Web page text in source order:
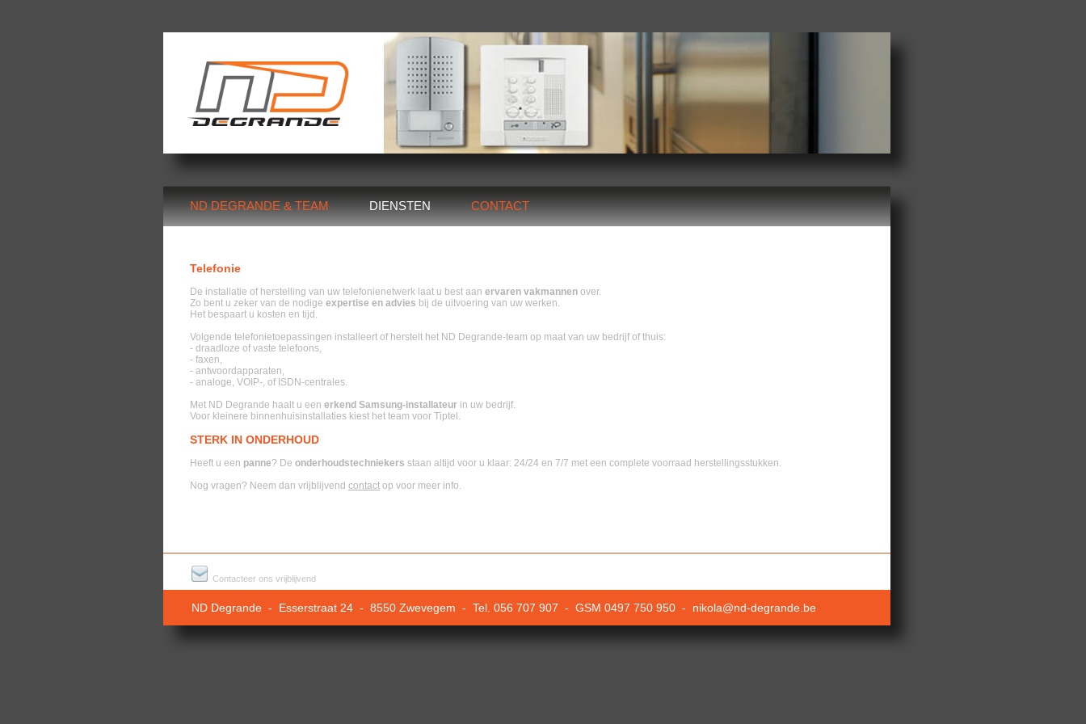
ND DEGRANDE & TEAM DIENSTEN CONTACT
Telefonie
De installatie of herstelling van uw telefonienetwerk laat u best aan ervaren vakmannen over.
Zo bent u zeker van de nodige expertise en advies bij de uitvoering van uw werken.
Het bespaart u kosten en tijd.
Volgende telefonietoepassingen installeert of herstelt het ND Degrande-team op maat van uw bedrijf of thuis:
- draadloze of vaste telefoons,
- faxen,
- antwoordapparaten,
- analoge, VOIP-, of ISDN-centrales.
Met ND Degrande haalt u een erkend Samsung-installateur in uw bedrijf.
Voor kleinere binnenhuisinstallaties kiest het team voor Tiptel.
STERK IN ONDERHOUD
Heeft u een panne? De onderhoudstechniekers staan altijd voor u klaar: 24/24 en 7/7 met een complete voorraad herstellingsstukken.
Nog vragen? Neem dan vrijblijvend contact op voor meer info.
Contacteer ons vrijblijvend
ND Degrande - Esserstraat 24 - 8550 Zwevegem - Tel. 056 707 907 - GSM 0497 750 950 - nikola@nd-degrande.be